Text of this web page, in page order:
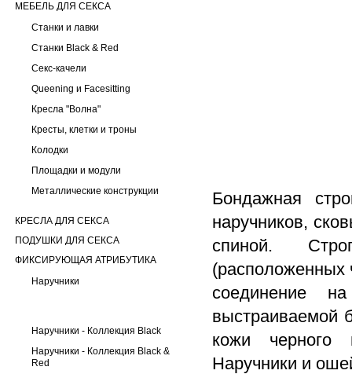
МЕБЕЛЬ ДЛЯ СЕКСА
Станки и лавки
Станки Black & Red
Секс-качели
Queening и Facesitting
Кресла "Волна"
Кресты, клетки и троны
Колодки
Площадки и модули
Металлические конструкции
КРЕСЛА ДЛЯ СЕКСА
ПОДУШКИ ДЛЯ СЕКСА
ФИКСИРУЮЩАЯ АТРИБУТИКА
Наручники
Наручники - Коллекция Black
Наручники - Коллекция Black &
Red
Бондажная
наручников,
спиной.
(расположенных
соединение
выстраиваемой
кожи черного
Наручники и